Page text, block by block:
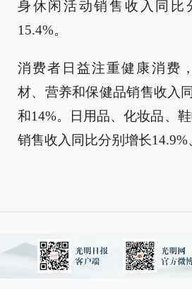
身休闲活动销售收入同比
15.4%。
消费者日益注重健康消费
材、营养和保健品销售收入
和14%。日用品、化妆品、
销售收入同比分别增长14.9%